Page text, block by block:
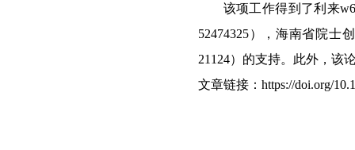
该项工作得到了利来
52474325），海南省院士
21124）的支持。此外，该
文章链接： https://doi.org/